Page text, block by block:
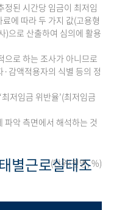
정된 시간당 임금이 최저임
에 따라 두 가지 값(고용형
)으로 산출하여 심의에 활용
으로 하는 조사가 아니므로
감액적용자의 식별 등의 정
저임금 위반율’(최저임금
파악 측면에서 해석하는 것
별근로실태조
(단위:천명, %)